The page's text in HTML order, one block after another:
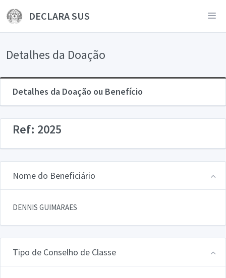
DECLARA SUS
Detalhes da Doação
Detalhes da Doação ou Benefício
Ref: 2025
Nome do Beneficiário
DENNIS GUIMARAES
Tipo de Conselho de Classe